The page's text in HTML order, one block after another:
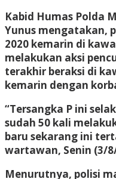
Kabid Humas Polda
Yunus mengatakan,
2020 kemarin di
melakukan aksi
terakhir beraksi di
kemarin dengan
“Tersangka P ini
sudah 50 kali
baru sekarang ini
wartawan, Senin (3/
Menurutnya, polisi